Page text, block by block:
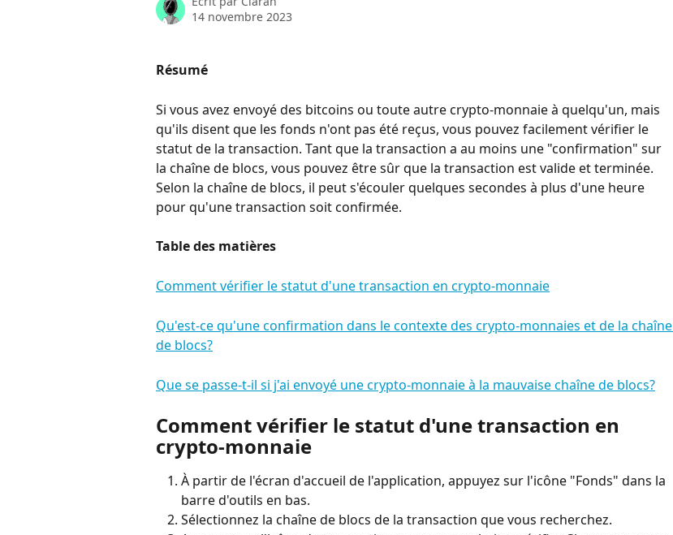
14 novembre 2023
Résumé
Si vous avez envoyé des bitcoins ou toute autre crypto-monnaie à quelqu'un, mais
qu'ils disent que les fonds n'ont pas été reçus, vous pouvez facilement vérifier le
statut de la transaction. Tant que la transaction a au moins une "confirmation" sur
la chaîne de blocs, vous pouvez être sûr que la transaction est valide et terminée.
Selon la chaîne de blocs, il peut s'écouler quelques secondes à plus d'une heure
pour qu'une transaction soit confirmée.
Table des matières
Comment vérifier le statut d'une transaction en crypto-monnaie
Qu'est-ce qu'une confirmation dans le contexte des crypto-monnaies et de la chaîne
de blocs?
Que se passe-t-il si j'ai envoyé une crypto-monnaie à la mauvaise chaîne de blocs?
Comment vérifier le statut d'une transaction en
crypto-monnaie
À partir de l'écran d'accueil de l'application, appuyez sur l'icône "Fonds" dans la
barre d'outils en bas.
Sélectionnez la chaîne de blocs de la transaction que vous recherchez.